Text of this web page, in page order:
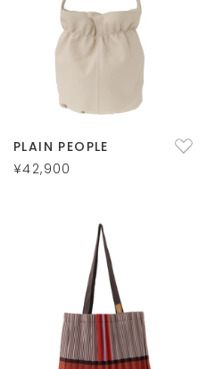
PLAIN PEOPLE
¥42,900